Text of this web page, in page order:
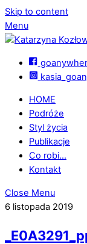
Skip to content
Menu
HOME
Podróże
Styl życia
Publikacje
Co robi…
Kontakt
Close Menu
6 listopada 2019